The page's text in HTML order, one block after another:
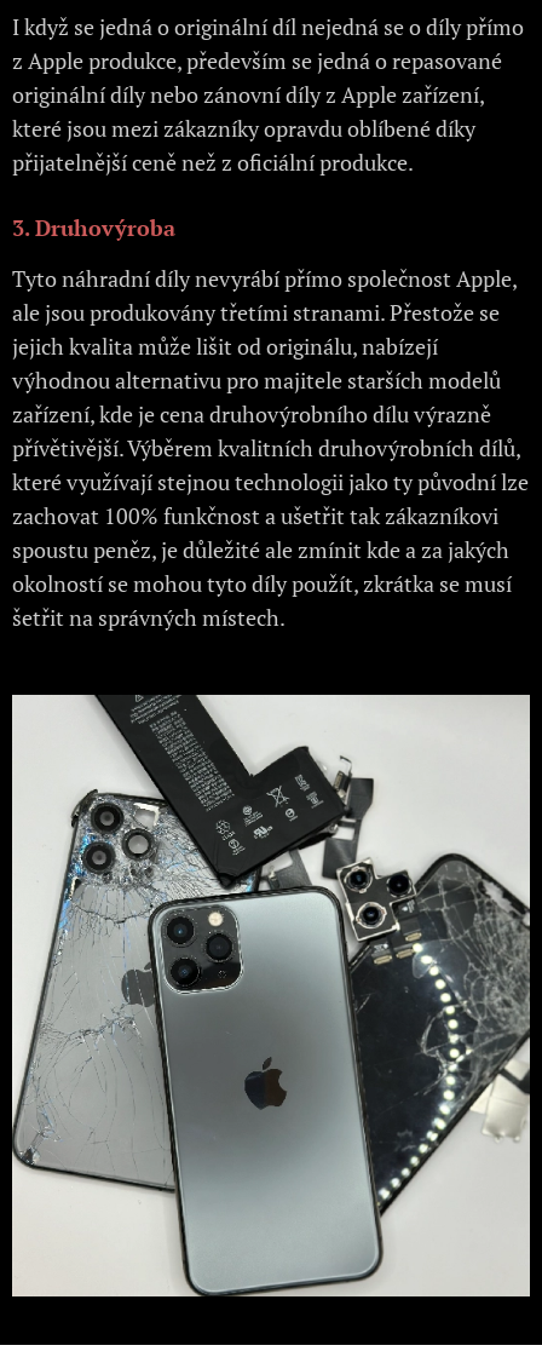
I když se jedná o originální díl nejedná se o díly přímo
z Apple produkce, především se jedná o repasované
originální díly nebo zánovní díly z Apple zařízení,
které jsou mezi zákazníky opravdu oblíbené díky
přijatelnější ceně než z oficiální produkce.
3. Druhovýroba
Tyto náhradní díly nevyrábí přímo společnost Apple,
ale jsou produkovány třetími stranami. Přestože se
jejich kvalita může lišit od originálu, nabízejí
výhodnou alternativu pro majitele starších modelů
zařízení, kde je cena druhovýrobního dílu výrazně
přívětivější. Výběrem kvalitních druhovýrobních dílů,
které využívají stejnou technologii jako ty původní lze
zachovat 100% funkčnost a ušetřit tak zákazníkovi
spoustu peněz, je důležité ale zmínit kde a za jakých
okolností se mohou tyto díly použít, zkrátka se musí
šetřit na správných místech.